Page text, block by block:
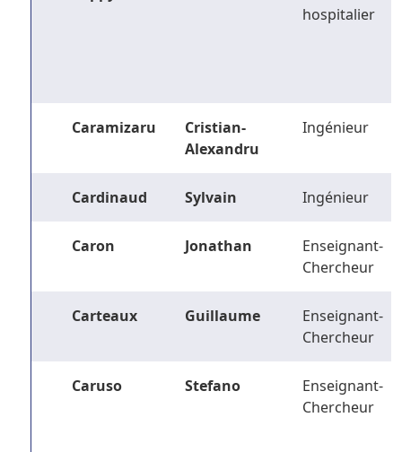
hospitalier
Caramizaru
Cristian-
Alexandru
Ingénieur
Cardinaud Sylvain Ingénieur
Caron Jonathan
Enseignant-
Chercheur
Carteaux Guillaume
Enseignant-
Chercheur
Caruso Stefano
Enseignant-
Chercheur